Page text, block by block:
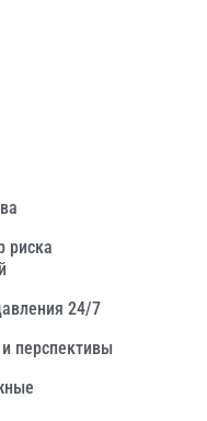
риска
24/7
перспективы